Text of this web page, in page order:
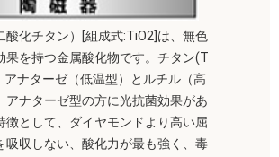
酸化チタン）[組成式:TiO2]は、無色
果を持つ金属酸化物です。チタン(T
アナターゼ（低温型）とルチル（高
アナターゼ型の方に光抗菌効果があ
徴として、ダイヤモンドより高い屈
吸収しない、酸化力が最も強く、毒